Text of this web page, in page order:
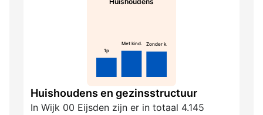
1p
Met kind. Zonder k.
Huishoudens en gezinsstructuur
In Wijk 00 Eijsden zijn er in totaal 4.145